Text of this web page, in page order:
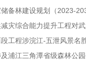
备林建设规划（2023-
灾综合能力提升工程对
工程涉浣江-五泄风景名
浦江三角潭省级森林公